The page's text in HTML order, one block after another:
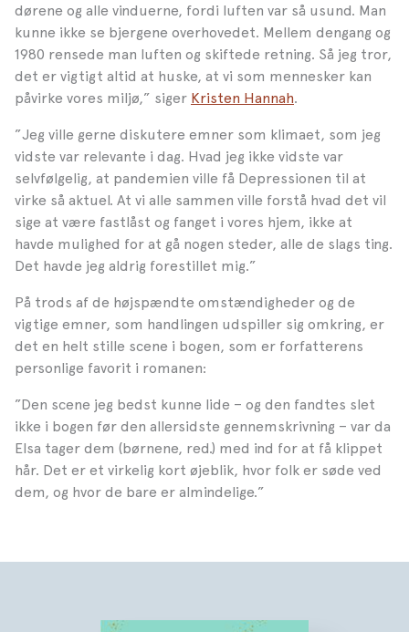
dørene og alle vinduerne, fordi luften var så usund. Man
kunne ikke se bjergene overhovedet. Mellem dengang og
1980 rensede man luften og skiftede retning. Så jeg tror,
det er vigtigt altid at huske, at vi som mennesker kan
påvirke vores miljø,” siger Kristen Hannah.
”Jeg ville gerne diskutere emner som klimaet, som jeg
vidste var relevante i dag. Hvad jeg ikke vidste var
selvfølgelig, at pandemien ville få Depressionen til at
virke så aktuel. At vi alle sammen ville forstå hvad det vil
sige at være fastlåst og fanget i vores hjem, ikke at
havde mulighed for at gå nogen steder, alle de slags ting.
Det havde jeg aldrig forestillet mig.”
På trods af de højspændte omstændigheder og de
vigtige emner, som handlingen udspiller sig omkring, er
det en helt stille scene i bogen, som er forfatterens
personlige favorit i romanen:
”Den scene jeg bedst kunne lide – og den fandtes slet
ikke i bogen før den allersidste gennemskrivning – var da
Elsa tager dem (børnene, red.) med ind for at få klippet
hår. Det er et virkelig kort øjeblik, hvor folk er søde ved
dem, og hvor de bare er almindelige.”